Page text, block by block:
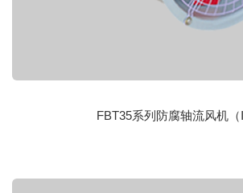
FBT35系列防腐轴流风机（